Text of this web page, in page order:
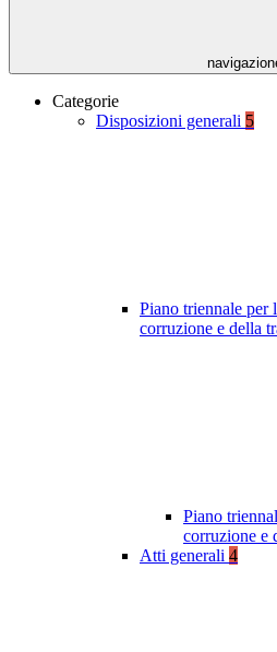
Categorie
Disposizioni generali 5
Piano triennale per
corruzione e della
Piano
corruzione e
Atti generali 4